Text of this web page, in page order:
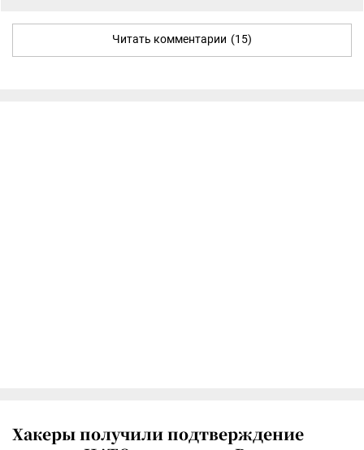
Читать комментарии (15)
Хакеры получили подтверждение